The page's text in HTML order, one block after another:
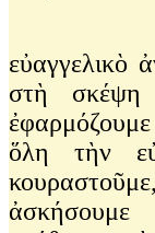
εὐαγγελικὸ
στὴ σκέψη
ὅλη τὴν